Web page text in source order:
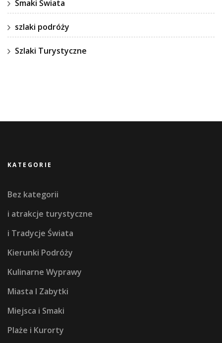
Smaki Świata
szlaki podróży
Szlaki Turystyczne
KATEGORIE
Bez kategorii
i atrakcje turystyczne
i Tradycje Świata
Kierunki Podróży
Kulinarne Wyprawy
Miasta I Zabytki
Miejsca i Smaki
Plaże i Kurorty